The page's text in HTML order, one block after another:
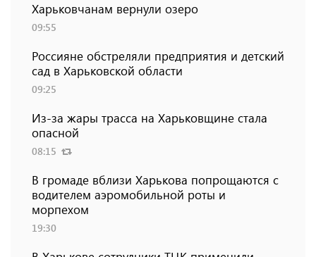
Харьковчанам вернули озеро
09:55
Россияне обстреляли предприятия и детский
сад в Харьковской области
09:25
Из-за жары трасса на Харьковщине стала
опасной
08:15
В громаде вблизи Харькова попрощаются с
водителем аэромобильной роты и
морпехом
19:30